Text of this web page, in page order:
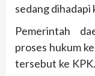
sedang
Pemerintah
proses hukum
tersebut ke